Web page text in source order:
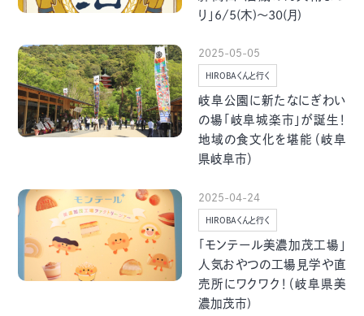
スタッフ紹介
お問い合わせ
CLOSE
り」6/5(木)〜30(月)
2025-05-05
HIROBAくんと行く
岐阜公園に新たなにぎわい
の場「岐阜城楽市」が誕生！
地域の食文化を堪能（岐阜
県岐阜市）
2025-04-24
HIROBAくんと行く
「モンテール美濃加茂工場」
人気おやつの工場見学や直
売所にワクワク！（岐阜県美
濃加茂市)